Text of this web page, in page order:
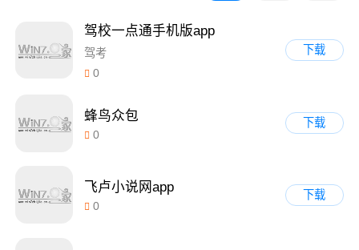
驾校一点通手机版app
驾考
0
下载
蜂鸟众包
0
下载
飞卢小说网app
0
下载